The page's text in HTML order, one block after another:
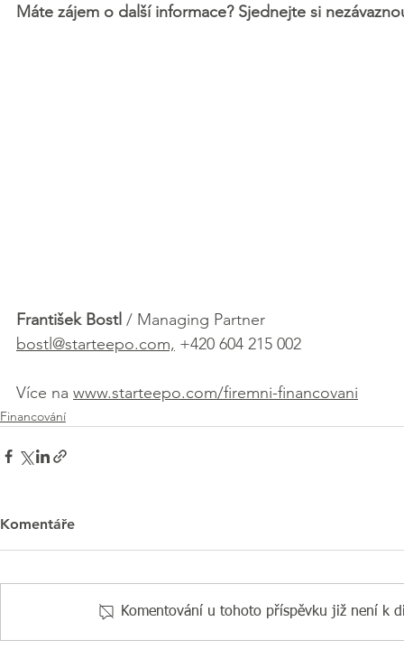
Máte zájem o další informace? Sjednejte si
František Bostl / Managing Partner
bostl@starteepo.com, +420 604 215 002
Více na www.starteepo.com/firemni-financovani
Financování
Komentáře
Komentování u tohoto příspěvku již není k